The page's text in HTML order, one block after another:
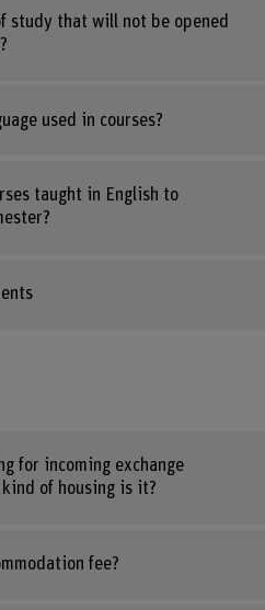
study that will not be opened
used in courses?
taught in English to
for incoming exchange
of housing is it?
fee?